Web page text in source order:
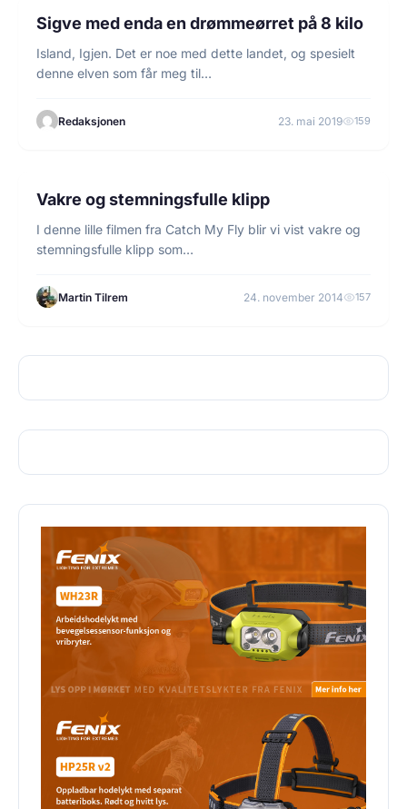
FISKE
Sigve med enda en drømmeørret på 8 kilo
Island, Igjen. Det er noe med dette landet, og spesielt
denne elven som får meg til…
Redaksjonen 23. mai 2019 159
FLUEFISKE
Vakre og stemningsfulle klipp
I denne lille filmen fra Catch My Fly blir vi vist vakre og
stemningsfulle klipp som…
Martin Tilrem 24. november 2014 157